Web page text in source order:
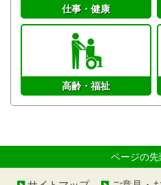
仕事・健康
高齢・福祉
ページの